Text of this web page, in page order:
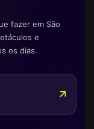
fazer em São
e
os dias.